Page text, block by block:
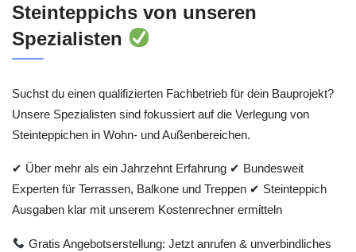
Steinteppichs von unseren
Spezialisten
Suchst du einen qualifizierten Fachbetrieb für dein Bauprojekt?
Unsere Spezialisten sind fokussiert auf die Verlegung von
Steinteppichen in Wohn- und Außenbereichen.
✔ Über mehr als ein Jahrzehnt Erfahrung ✔ Bundesweit
Experten für Terrassen, Balkone und Treppen ✔ Steinteppich
Ausgaben klar mit unserem Kostenrechner ermitteln
Gratis Angebotserstellung: Jetzt anrufen & unverbindliches